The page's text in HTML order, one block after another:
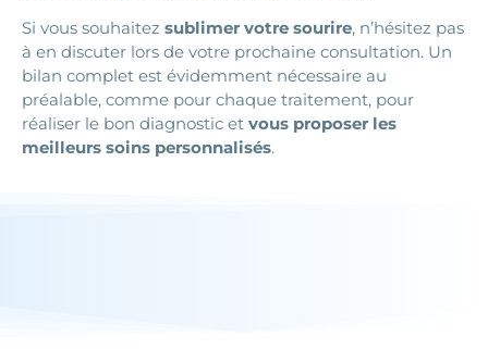
Si vous souhaitez sublimer votre sourire, n’hésitez pas
à en discuter lors de votre prochaine consultation. Un
bilan complet est évidemment nécessaire au
préalable, comme pour chaque traitement, pour
réaliser le bon diagnostic et vous proposer les
meilleurs soins personnalisés.